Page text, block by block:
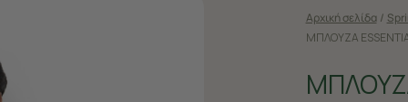
Αρχική σελίδα /
ΜΠΛΟΥΖΑ